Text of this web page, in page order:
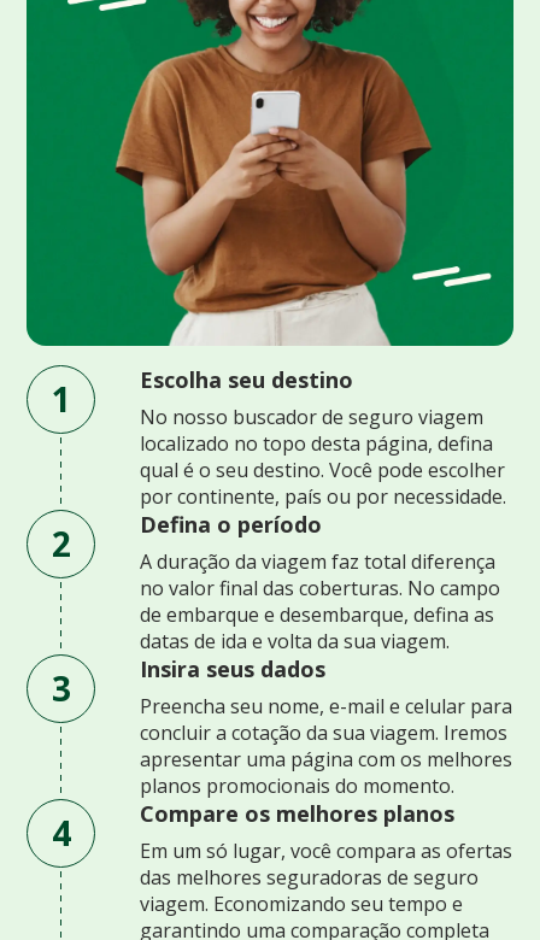
1 Escolha seu destino
No nosso buscador de seguro viagem
localizado no topo desta página, defina
qual é o seu destino. Você pode escolher
por continente, país ou por necessidade.
2 Defina o período
A duração da viagem faz total diferença
no valor final das coberturas. No campo
de embarque e desembarque, defina as
datas de ida e volta da sua viagem.
3 Insira seus dados
Preencha seu nome, e-mail e celular para
concluir a cotação da sua viagem. Iremos
apresentar uma página com os melhores
planos promocionais do momento.
4 Compare os melhores planos
Em um só lugar, você compara as ofertas
das melhores seguradoras de seguro
viagem. Economizando seu tempo e
garantindo uma comparação completa